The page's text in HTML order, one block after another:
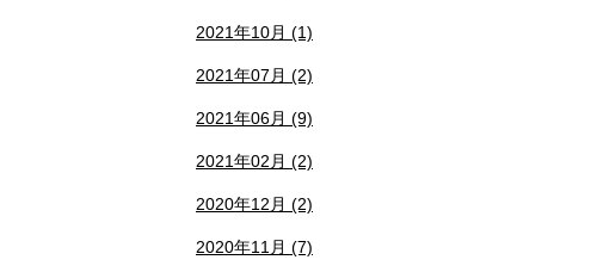
2021年10月 (1)
2021年07月 (2)
2021年06月 (9)
2021年02月 (2)
2020年12月 (2)
2020年11月 (7)